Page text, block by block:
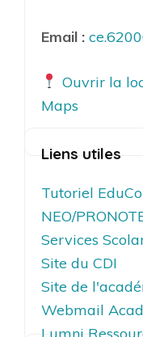
Email :
Ouvrir la
Maps
Liens utiles
Tutoriel
NEO/
Services
Site du CDI
Site de
Webmail
Lumni